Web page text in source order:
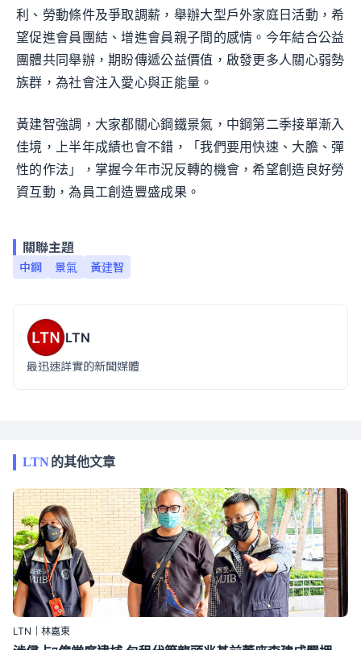
利、勞動條件及爭取調薪，舉辦大型戶外家庭日活動，希
望促進會員團結、增進會員親子間的感情。今年結合公益
團體共同舉辦，期盼傳遞公益價值，啟發更多人關心弱勢
族群，為社會注入愛心與正能量。
黃建智強調，大家都關心鋼鐵景氣，中鋼第二季接單漸入
佳境，上半年成績也會不錯，「我們要用快速、大膽、彈
性的作法」，掌握今年市況反轉的機會，希望創造良好勞
資互動，為員工創造豐盛成果。
關聯主題
中鋼 景氣 黃建智
LTN
最迅速詳實的新聞媒體
LTN的其他文章
LTN｜林嘉東